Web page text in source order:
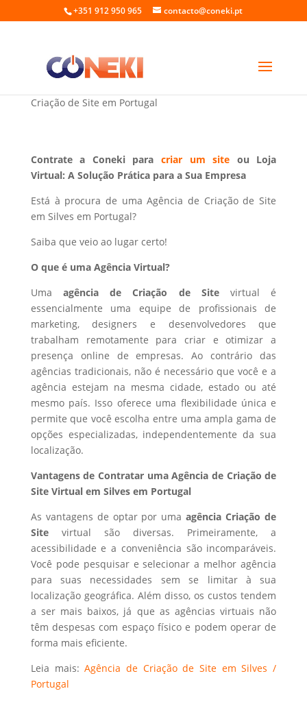
+351 912 950 965 contacto@coneki.pt
Criação de Site em Silves Portugal
Criação de Site em Portugal
Contrate a Coneki para criar um site ou Loja
Virtual: A Solução Prática para a Sua Empresa
Está à procura de uma Agência de Criação de Site
em Silves em Portugal?
Saiba que veio ao lugar certo!
O que é uma Agência Virtual?
Uma agência de Criação de Site virtual é
essencialmente uma equipe de profissionais de
marketing, designers e desenvolvedores que
trabalham remotamente para criar e otimizar a
presença online de empresas. Ao contrário das
agências tradicionais, não é necessário que você e a
agência estejam na mesma cidade, estado ou até
mesmo país. Isso oferece uma flexibilidade única e
permite que você escolha entre uma ampla gama de
opções especializadas, independentemente da sua
localização.
Vantagens de Contratar uma Agência de Criação de
Site Virtual em Silves em Portugal
As vantagens de optar por umaagência Criação de
Sitevirtual são diversas. Primeiramente, a
acessibilidade e a conveniência são incomparáveis.
Você pode pesquisar e selecionar a melhor agência
para suas necessidades sem se limitar à sua
localização geográfica. Além disso, os custos tendem
a ser mais baixos, já que as agências virtuais não
têm despesas com espaço físico e podem operar de
forma mais eficiente.
Leia mais:Agência de Criação de Site em Silves /
Portugal